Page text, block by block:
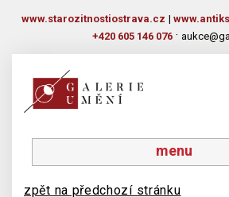
www.starozitnostiostrava.cz |
+420 605 146 076 ·
menu
zpět na předchozí stránku